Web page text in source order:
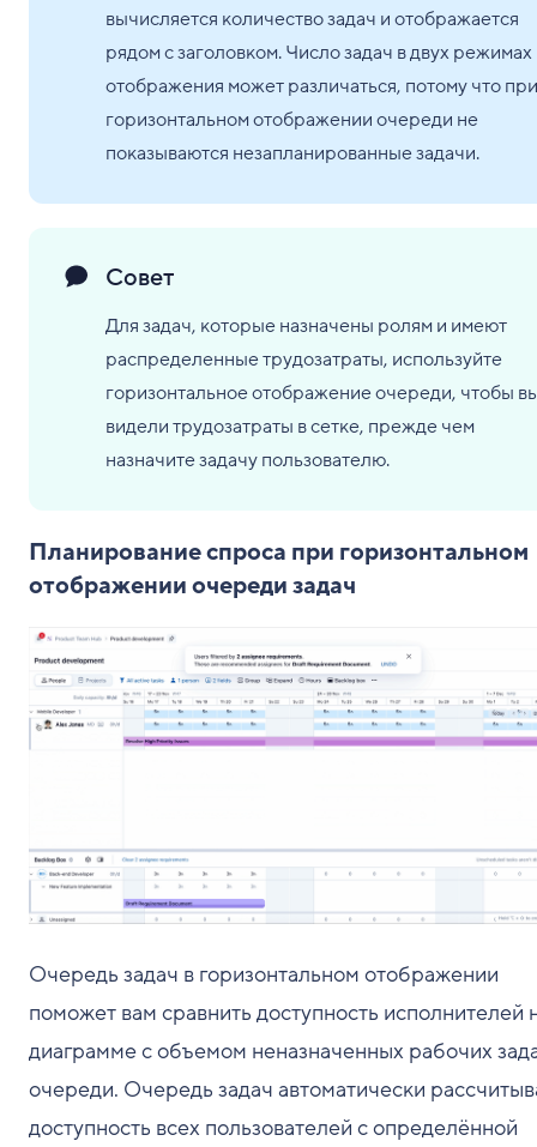
вычисляется количество задач и отображается
рядом с заголовком. Число задач в двух режимах
отображения может различаться, потому что при
горизонтальном отображении очереди не
показываются незапланированные задачи.
Совет
Для задач, которые назначены ролям и имеют
распределенные трудозатраты, используйте
горизонтальное отображение очереди, чтобы
видели трудозатраты в сетке, прежде чем
назначите задачу пользователю.
Планирование спроса при горизонтальном
отображении очереди задач
Очередь задач в горизонтальном отображении
поможет вам сравнить доступность исполнителей
диаграмме с объемом неназначенных рабочих
очереди. Очередь задач автоматически
доступность всех пользователей с определённой